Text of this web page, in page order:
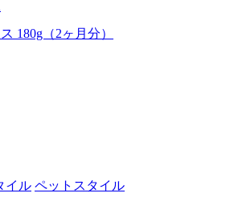
180g（2ヶ月分）
イル ペットスタイル